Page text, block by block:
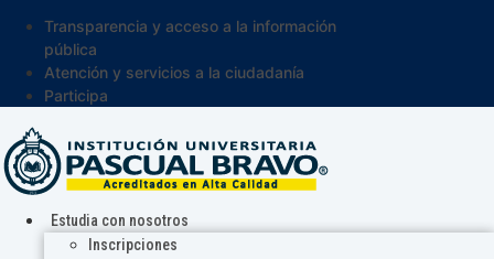
Transparencia y acceso a la información
pública
Atención y servicios a la ciudadanía
Participa
Estudia con nosotros
Inscripciones